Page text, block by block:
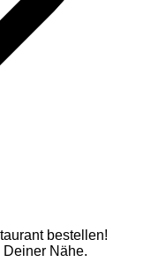
bestellen!
Nähe.